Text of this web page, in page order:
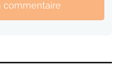
commentaire